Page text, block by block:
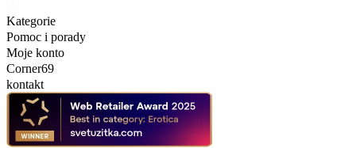
Kategorie
Pomoc i porady
Moje konto
Corner69
kontakt